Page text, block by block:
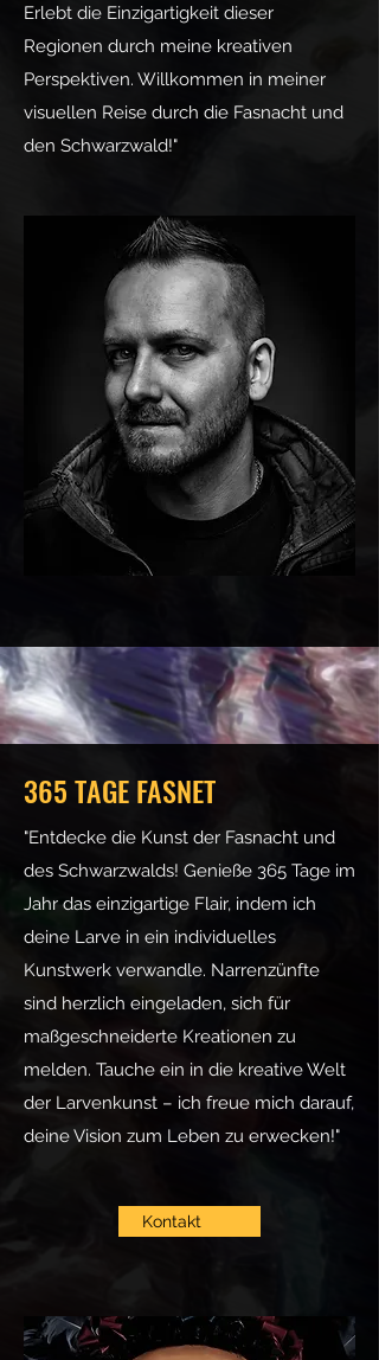
Erlebt die Einzigartigkeit dieser
Regionen durch meine kreativen
Perspektiven. Willkommen in meiner
visuellen Reise durch die Fasnacht und
den Schwarzwald!"
365 TAGE FASNET
"Entdecke die Kunst der Fasnacht und
des Schwarzwalds! Genieße 365 Tage im
Jahr das einzigartige Flair, indem ich
deine Larve in ein individuelles
Kunstwerk verwandle. Narrenzünfte
sind herzlich eingeladen, sich für
maßgeschneiderte Kreationen zu
melden. Tauche ein in die kreative Welt
der Larvenkunst – ich freue mich darauf,
deine Vision zum Leben zu erwecken!"
Kontakt